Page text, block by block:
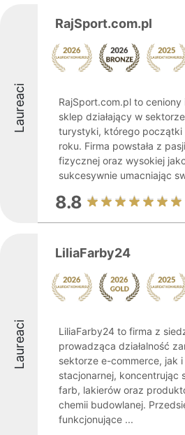
Laureaci
RajSport.com.pl
RajSport.com.pl to
sklep działający w
turystyki, którego początki
roku. Firma powstała z
fizycznej oraz wysokiej
sukcesywnie umacniając
8.8
Laureaci
LiliaFarby24
LiliaFarby24 to firma z
prowadząca działalność
sektorze e-commerce, jak
stacjonarnej, koncentrując
farb, lakierów oraz
chemii budowlanej.
funkcjonujące ...